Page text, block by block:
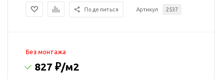
Поделиться Артикул 2537
Без монтажа
827 ₽/м2